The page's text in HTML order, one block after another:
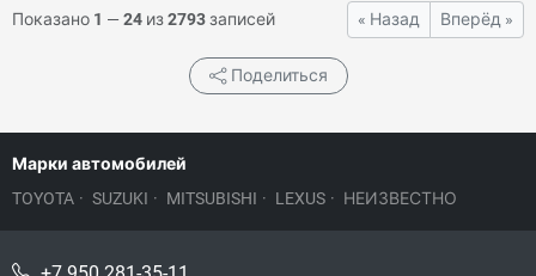
Показано 1 — 24 из2793записей « Назад Вперёд »
Поделиться
Марки автомобилей
TOYOTA · SUZUKI · MITSUBISHI · LEXUS · НЕИЗВЕСТНО